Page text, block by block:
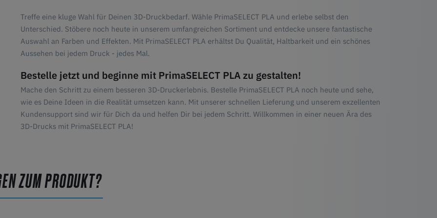
Treffe eine kluge Wahl für Deinen 3D-Druckbedarf. Wähle PrimaSELECT PLA und erlebe selbst den
Unterschied. Stöbere noch heute in unserem umfangreichen Sortiment und entdecke unsere fantastische
Auswahl an Farben und Effekten. Mit PrimaSELECT PLA erhältst Du Qualität, Haltbarkeit und ein schönes
Aussehen bei jedem Druck - jedes Mal.
Bestelle jetzt und beginne mit PrimaSELECT PLA zu gestalten!
Mache den Schritt zu einem besseren 3D-Druckerlebnis. Bestelle PrimaSELECT PLA noch heute und sehe,
wie es Deine Ideen in die Realität umsetzen kann. Mit unserer schnellen Lieferung und unserem exzellenten
Kundensupport sind wir für Dich da und helfen Dir bei jedem Schritt. Willkommen in einer neuen Ära des
3D-Drucks mit PrimaSELECT PLA!
ZUM PRODUKT?